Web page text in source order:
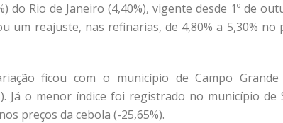
do Rio de Janeiro (4,40%), vigente desde 1º de
um reajuste, nas refinarias, de 4,80% a 5,30% no
ficou com o município de Campo Grande
Já o menor índice foi registrado no município de
preços da cebola (-25,65%).